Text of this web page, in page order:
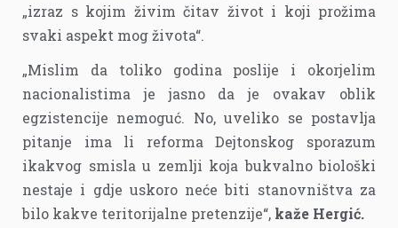
„izraz s kojim živim čitav život i koji prožima
svaki aspekt mog života“.
„Mislim da toliko godina poslije i okorjelim
nacionalistima je jasno da je ovakav oblik
egzistencije nemoguć. No, uveliko se postavlja
pitanje ima li reforma Dejtonskog sporazum
ikakvog smisla u zemlji koja bukvalno biološki
nestaje i gdje uskoro neće biti stanovništva za
bilo kakve teritorijalne pretenzije“, kaže Hergić.